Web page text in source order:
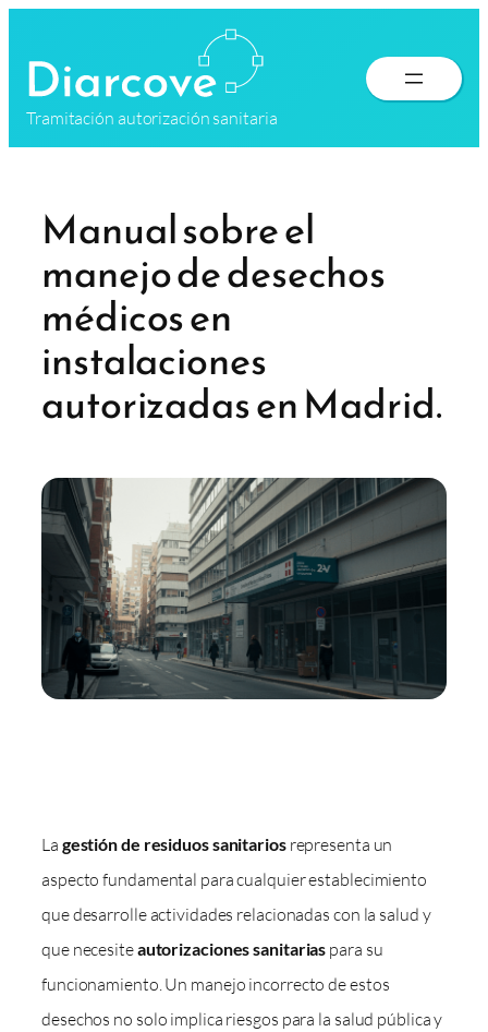
contenido
Tramitación autorización sanitaria
Manual sobre el
manejo de desechos
médicos en
instalaciones
autorizadas en Madrid.
La gestión de residuos sanitariosrepresenta un
aspecto fundamental para cualquier establecimiento
que desarrolle actividades relacionadas con la salud y
que necesiteautorizaciones sanitarias para su
funcionamiento. Un manejo incorrecto de estos
desechos no solo implica riesgos para la salud pública y